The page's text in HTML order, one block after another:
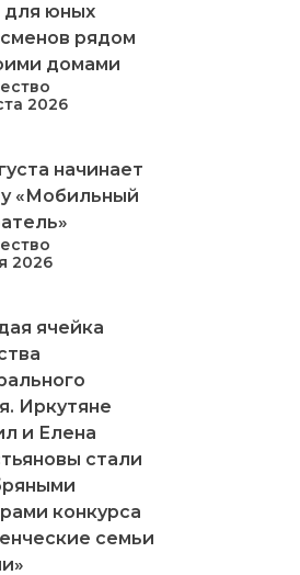
юных
рядом
домами
2026
начинает
«Мобильный
2026
ячейка
Иркутяне
и Елена
стали
конкурса
семьи